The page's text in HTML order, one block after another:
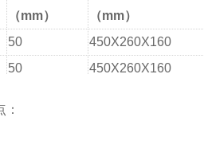
（mm）
（mm）
50 450X260X160
50 450X260X160